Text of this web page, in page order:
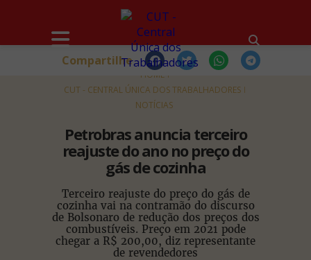
HOME
CUT - CENTRAL ÚNICA DOS TRABALHADORES
NOTÍCIAS
Petrobras anuncia terceiro
reajuste do ano no preço do
gás de cozinha
Terceiro reajuste do preço do gás de
cozinha vai na contramão do discurso
de Bolsonaro de redução dos preços dos
combustíveis. Preço em 2021 pode
chegar a R$ 200,00, diz representante
de revendedores
Compartilhe